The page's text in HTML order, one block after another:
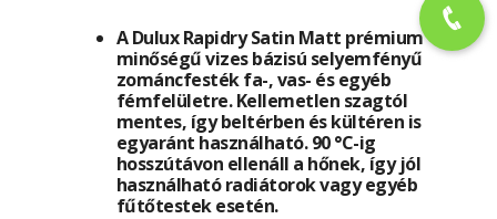
A Dulux Rapidry Satin Matt prémium
minőségű vizes bázisú selyemfényű
zománcfesték fa-, vas- és egyéb
fémfelületre. Kellemetlen szagtól
mentes, így beltérben és kültéren is
egyaránt használható. 90 °C-ig
hosszútávon ellenáll a hőnek, így jól
használható radiátorok vagy egyéb
fűtőtestek esetén.